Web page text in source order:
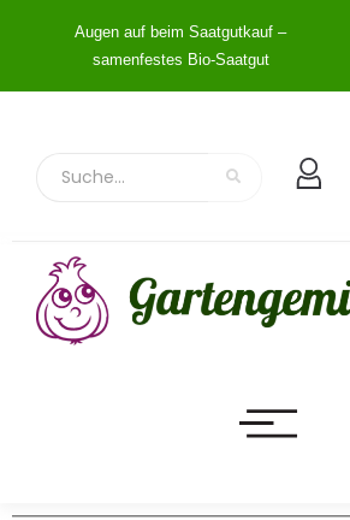
Augen auf beim Saatgutkauf –
samenfestes Bio-Saatgut